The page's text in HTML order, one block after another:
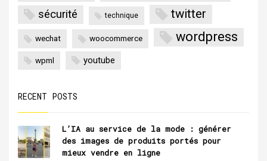
sécurité technique twitter
wechat woocommerce wordpress
wpml youtube
RECENT POSTS
L’IA au service de la mode : générer
des images de produits portés pour
mieux vendre en ligne